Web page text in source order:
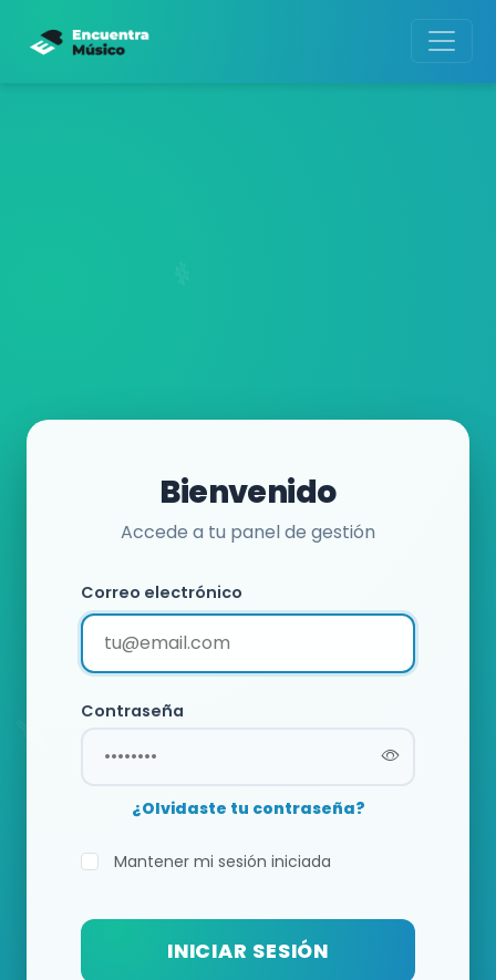
Bienvenido
Accede a tu panel de gestión
Correo electrónico
Contraseña
¿Olvidaste tu contraseña?
Mantener mi sesión iniciada
INICIAR SESIÓN